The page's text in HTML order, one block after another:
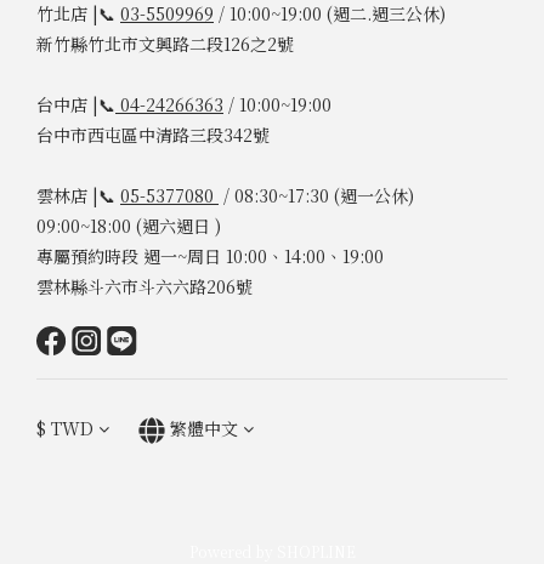
竹北店 |📞 03-5509969 / 10:00~19:00 (週二.週三公休)
新竹縣竹北市文興路二段126之2號
台中店 |📞 04-24266363 / 10:00~19:00
台中市西屯區中清路三段342號
雲林店 |📞 05-5377080 / 08:30~17:30 (週一公休)
09:00~18:00 (週六週日 )
專屬預約時段 週一~周日 10:00、14:00、19:00
雲林縣斗六市斗六六路206號
$ TWD 繁體中文